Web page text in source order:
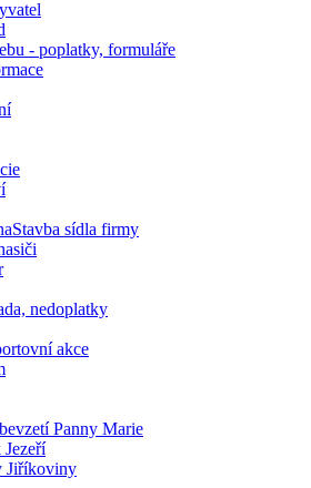
- poplatky, formuláře
Stavba sídla firmy
nedoplatky
akce
Panny Marie
Jezeří
Jiříkoviny